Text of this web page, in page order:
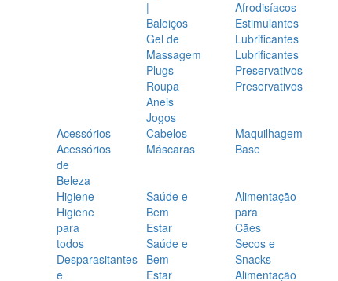
|
Baloiços
Gel de
Massagem
Plugs
Roupa
Aneis
Jogos
Afrodisíacos
Estimulantes
Lubrificantes
Lubrificantes
Preservativos
Preservativos
Acessórios
Acessórios
de
Beleza
Cabelos
Máscaras
Maquilhagem
Base
Higiene
Higiene
para
todos
Desparasitantes
e
Saúde e
Bem
Estar
Saúde e
Bem
Estar
Alimentação
para
Cães
Secos e
Snacks
Alimentação